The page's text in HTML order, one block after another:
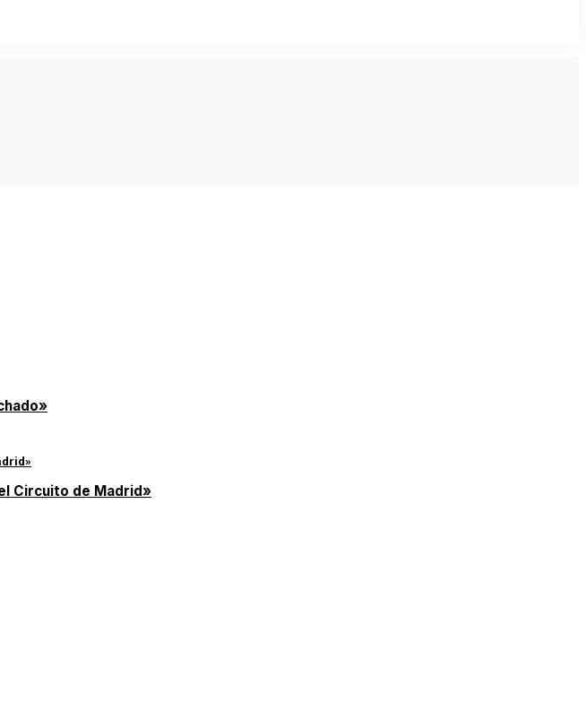
Circuito de Madrid»